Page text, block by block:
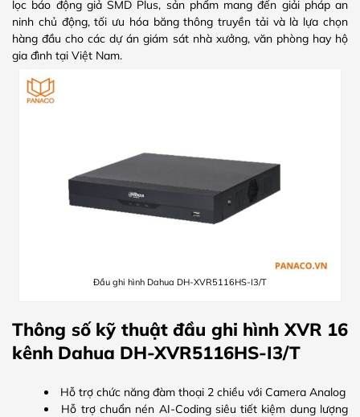
lọc báo động giả SMD Plus, sản phẩm mang đến giải pháp an
ninh chủ động, tối ưu hóa băng thông truyền tải và là lựa chọn
hàng đầu cho các dự án giám sát nhà xưởng, văn phòng hay hộ
gia đình tại Việt Nam.
Đầu ghi hình Dahua DH-XVR5116HS-I3/T
Thông số kỹ thuật đầu ghi hình XVR 16
kênh Dahua DH-XVR5116HS-I3/T
Hỗ trợ chức năng đàm thoại 2 chiều với Camera Analog
Hỗ trợ chuẩn nén AI-Coding siêu tiết kiệm dung lượng